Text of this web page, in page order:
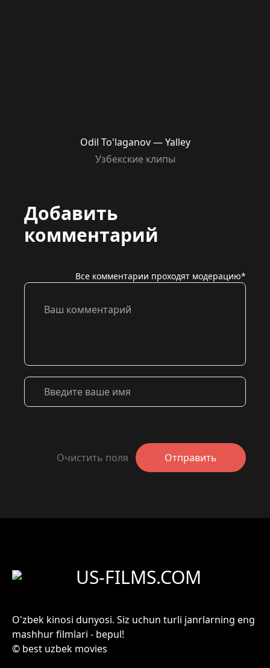
Odil To'laganov — Yalley
Узбекские клипы
Добавить
комментарий
Все комментарии проходят модерацию*
Очистить поля Отправить
US-FILMS.COM
O'zbek kinosi dunyosi. Siz uchun turli janrlarning eng
mashhur filmlari - bepul!
© best uzbek movies